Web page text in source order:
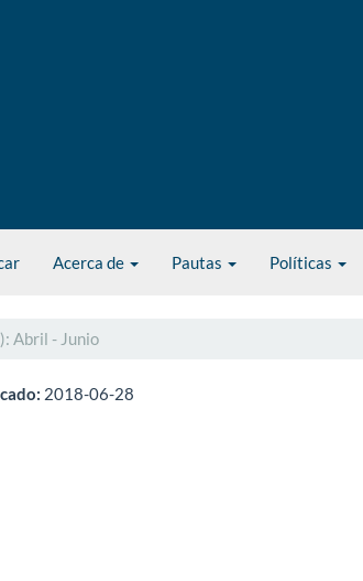
Acerca de Pautas Políticas
Abril - Junio
2018-06-28